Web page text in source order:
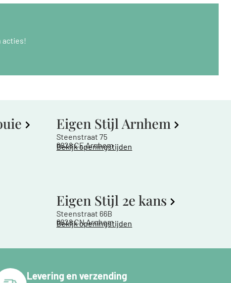
acties!
Eigen Stijl Arnhem
Steenstraat 75
6828 CE Arnhem
Bekijk openingstijden
Eigen Stijl 2e kans
Steenstraat 66B
6828 CN Arnhem
Bekijk openingstijden
Levering en verzending